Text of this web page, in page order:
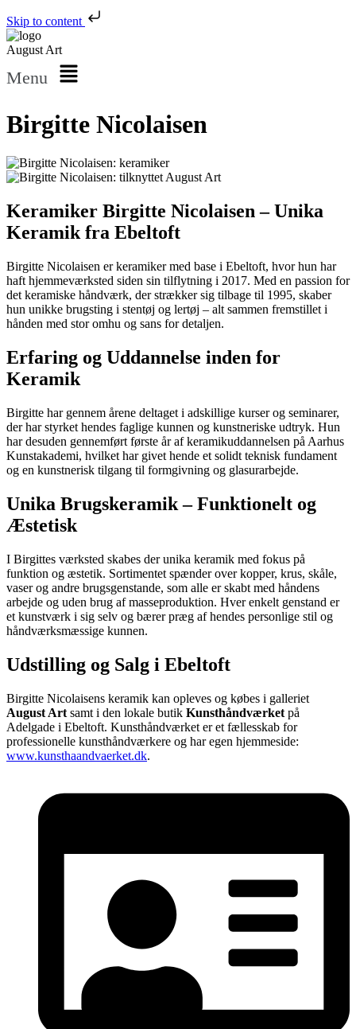
Skip to content
August Art
Menu
Birgitte Nicolaisen
Keramiker Birgitte Nicolaisen – Unika
Keramik fra Ebeltoft
Birgitte Nicolaisen er keramiker med base i Ebeltoft, hvor hun har
haft hjemmeværksted siden sin tilflytning i 2017. Med en passion for
det keramiske håndværk, der strækker sig tilbage til 1995, skaber
hun unikke brugsting i stentøj og lertøj – alt sammen fremstillet i
hånden med stor omhu og sans for detaljen.
Erfaring og Uddannelse inden for
Keramik
Birgitte har gennem årene deltaget i adskillige kurser og seminarer,
der har styrket hendes faglige kunnen og kunstneriske udtryk. Hun
har desuden gennemført første år af keramikuddannelsen på Aarhus
Kunstakademi, hvilket har givet hende et solidt teknisk fundament
og en kunstnerisk tilgang til formgivning og glasurarbejde.
Unika Brugskeramik – Funktionelt og
Æstetisk
I Birgittes værksted skabes der unika keramik med fokus på
funktion og æstetik. Sortimentet spænder over kopper, krus, skåle,
vaser og andre brugsgenstande, som alle er skabt med håndens
arbejde og uden brug af masseproduktion. Hver enkelt genstand er
et kunstværk i sig selv og bærer præg af hendes personlige stil og
håndværksmæssige kunnen.
Udstilling og Salg i Ebeltoft
Birgitte Nicolaisens keramik kan opleves og købes i galleriet
August Art samt i den lokale butik Kunsthåndværket på
Adelgade i Ebeltoft. Kunsthåndværket er et fællesskab for
professionelle kunsthåndværkere og har egen hjemmeside:
www.kunsthaandvaerket.dk.